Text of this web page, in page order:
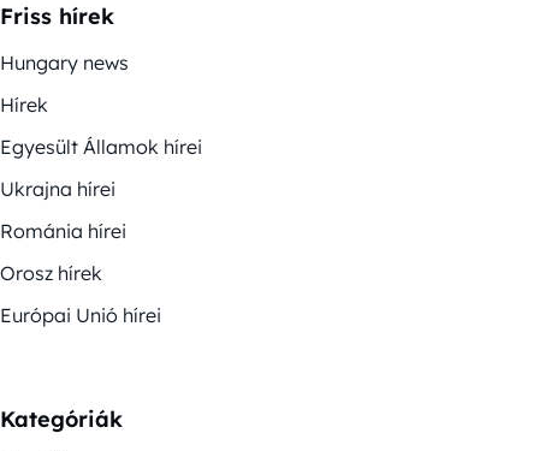
Friss hírek
Hungary news
Hírek
Egyesült Államok hírei
Ukrajna hírei
Románia hírei
Orosz hírek
Európai Unió hírei
Kategóriák